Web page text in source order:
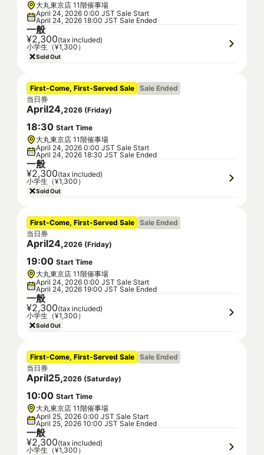
大丸東京店 11階催事場
April 24, 2026 0:00 JST Sale Start
April 24, 2026 18:00 JST Sale Ended
一般
¥2,300(tax included)
小学生（¥1,300）
Sold Out
First-Come, First-Served Sale Sale Ended
当日券
April24,2026 (Friday)
18:30 Start Time
大丸東京店 11階催事場
April 24, 2026 0:00 JST Sale Start
April 24, 2026 18:30 JST Sale Ended
一般
¥2,300(tax included)
小学生（¥1,300）
Sold Out
First-Come, First-Served Sale Sale Ended
当日券
April24,2026 (Friday)
19:00 Start Time
大丸東京店 11階催事場
April 24, 2026 0:00 JST Sale Start
April 24, 2026 19:00 JST Sale Ended
一般
¥2,300(tax included)
小学生（¥1,300）
Sold Out
First-Come, First-Served Sale Sale Ended
当日券
April25,2026 (Saturday)
10:00 Start Time
大丸東京店 11階催事場
April 25, 2026 0:00 JST Sale Start
April 25, 2026 10:00 JST Sale Ended
一般
¥2,300(tax included)
小学生（¥1,300）